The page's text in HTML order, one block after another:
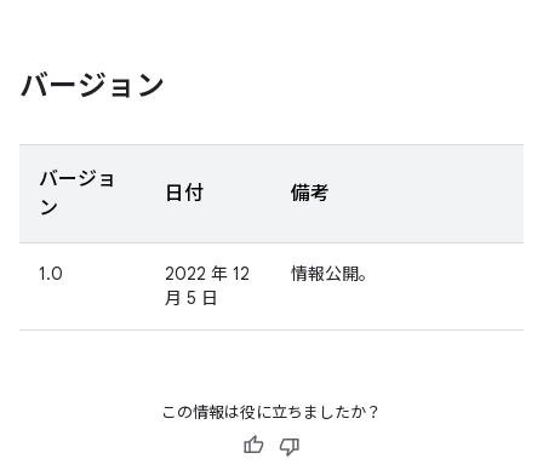
バージョン
バージョ
ン
日付 備考
1.0
2022 年 12
月 5 日
情報公開。
この情報は役に立ちましたか？